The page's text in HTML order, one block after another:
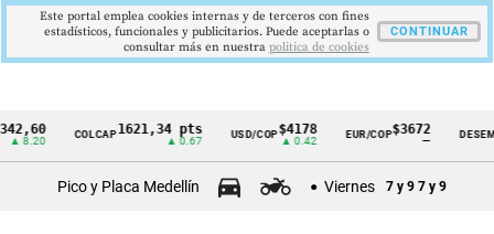
Cintillo
COLCAP1621,34 pts USD/COP$4178
▲ 0.42
EUR/COP$3672
—
DESEMPLEO
Pico y Placa Medellín Viernes 7 y 9 7 y 9
Este portal emplea cookies internas y de terceros con fines
estadísticos, funcionales y publicitarios. Puede aceptarlas o
consultar más en nuestra politica de cookies
CONTINUAR